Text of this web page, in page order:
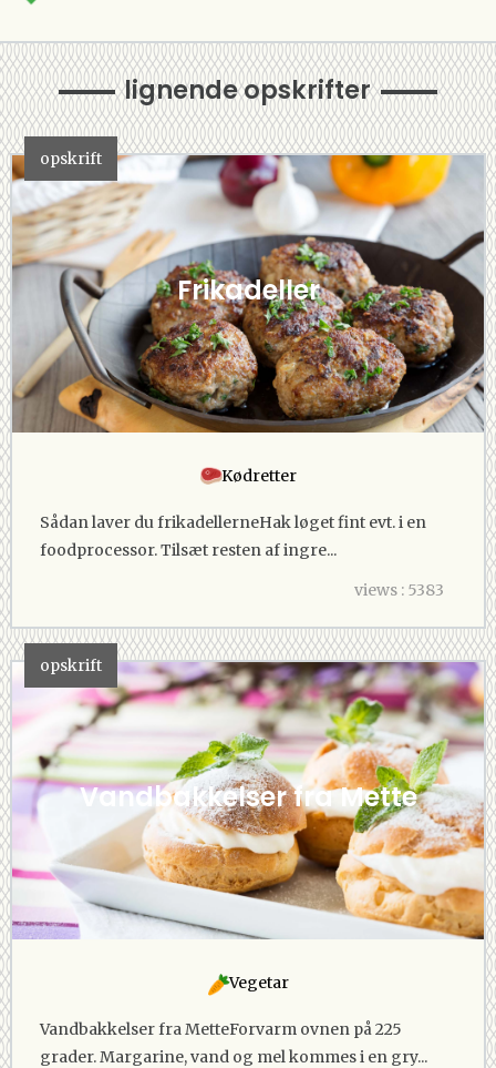
lignende opskrifter
opskrift
Frikadeller
Kødretter
Sådan laver du frikadellerneHak løget fint evt. i en
foodprocessor. Tilsæt resten af ingre...
views : 5383
opskrift
Vandbakkelser fra Mette
Vegetar
Vandbakkelser fra MetteForvarm ovnen på 225
grader. Margarine, vand og mel kommes i en gry...